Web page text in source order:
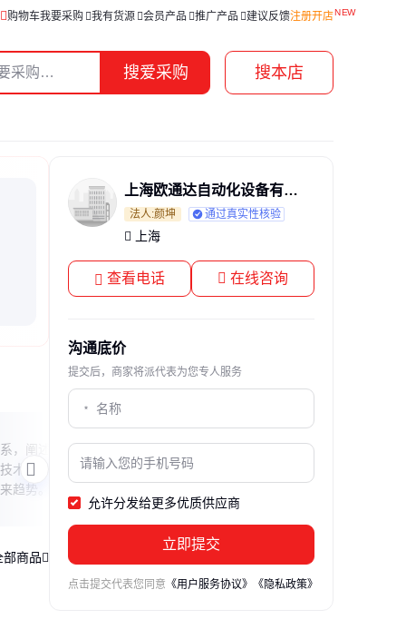
购物车我要采购 我有货源 会员产品 推广产品 建议反馈注册开店
搜爱采购 搜本店
，阐述
术，并
趋势。
本文带你了解山森数控的核心业务与技术
特色，解析其在工业自动化领域的创新应
效率。
部商品
上海欧通达自动化设备有限公司
法人:颜坤 通过真实性核验
上海
查看电话 在线咨询
沟通底价
提交后，商家将派代表为您专人服务
允许分发给更多优质供应商
立即提交
点击提交代表您同意 《用户服务协议》 《隐私政策》